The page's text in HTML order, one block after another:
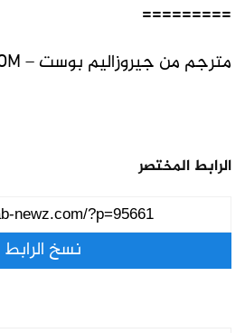
=========
مترجم من جيروزاليم بوست – JPOST.COM
الرابط المختصر
نسخ الرابط